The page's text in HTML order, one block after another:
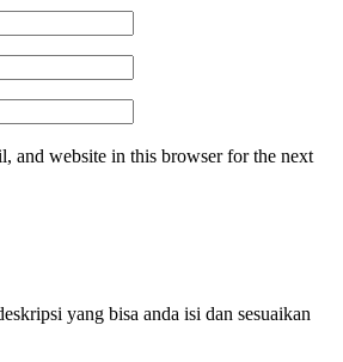
and website in this browser for the next
yang bisa anda isi dan sesuaikan